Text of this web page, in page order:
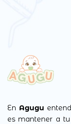
En Agugu
es mantener a